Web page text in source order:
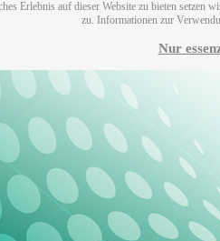
Erlebnis auf dieser Website zu bieten
zu. Informationen zur
Nur